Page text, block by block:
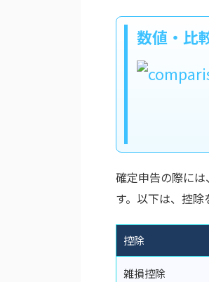
数値・比
確定申告の際に
す。以下は、控除
控除
雑損控除